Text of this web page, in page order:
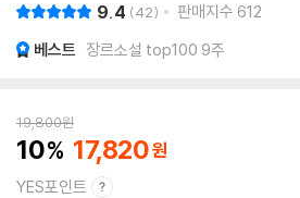
9.4 42 판매지수 612
베스트 장르소설 top100 9주
19,800원
10 17,820
YES포인트